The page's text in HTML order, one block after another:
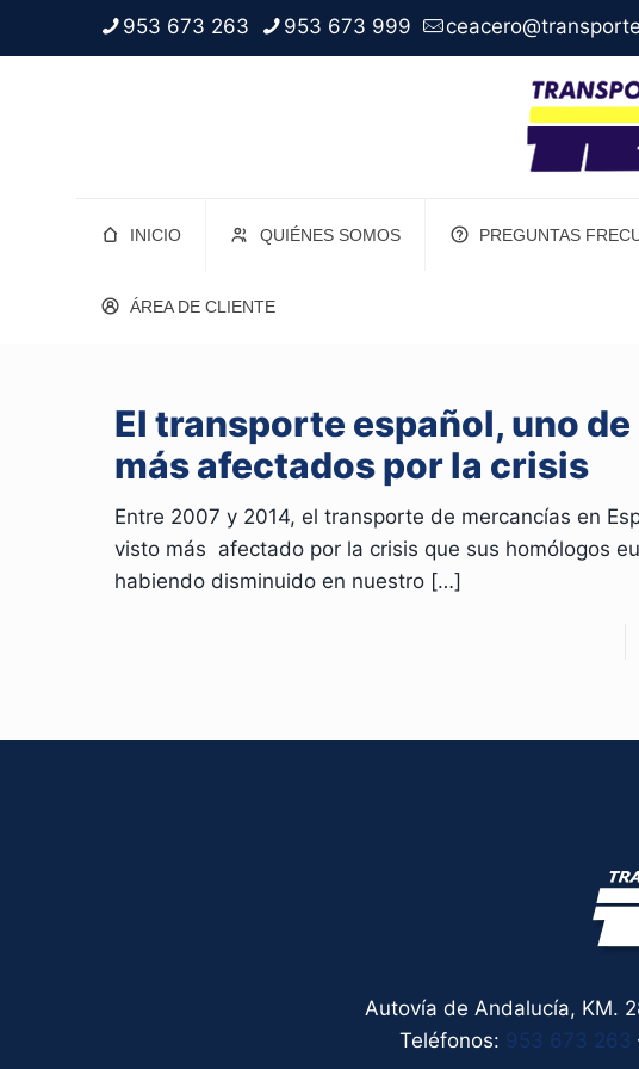
953 673 263 953 673 999
INICIO QUIÉNES SOMOS PREGUNTAS
ÁREA DE CLIENTE
El transporte español, uno
más afectados por la crisis
Entre 2007 y 2014, el transporte de mercancías en
visto más afectado por la crisis que sus homólogos
habiendo disminuido en nuestro […]
Autovía de Andalucía, KM.
Teléfonos: 953 673 263